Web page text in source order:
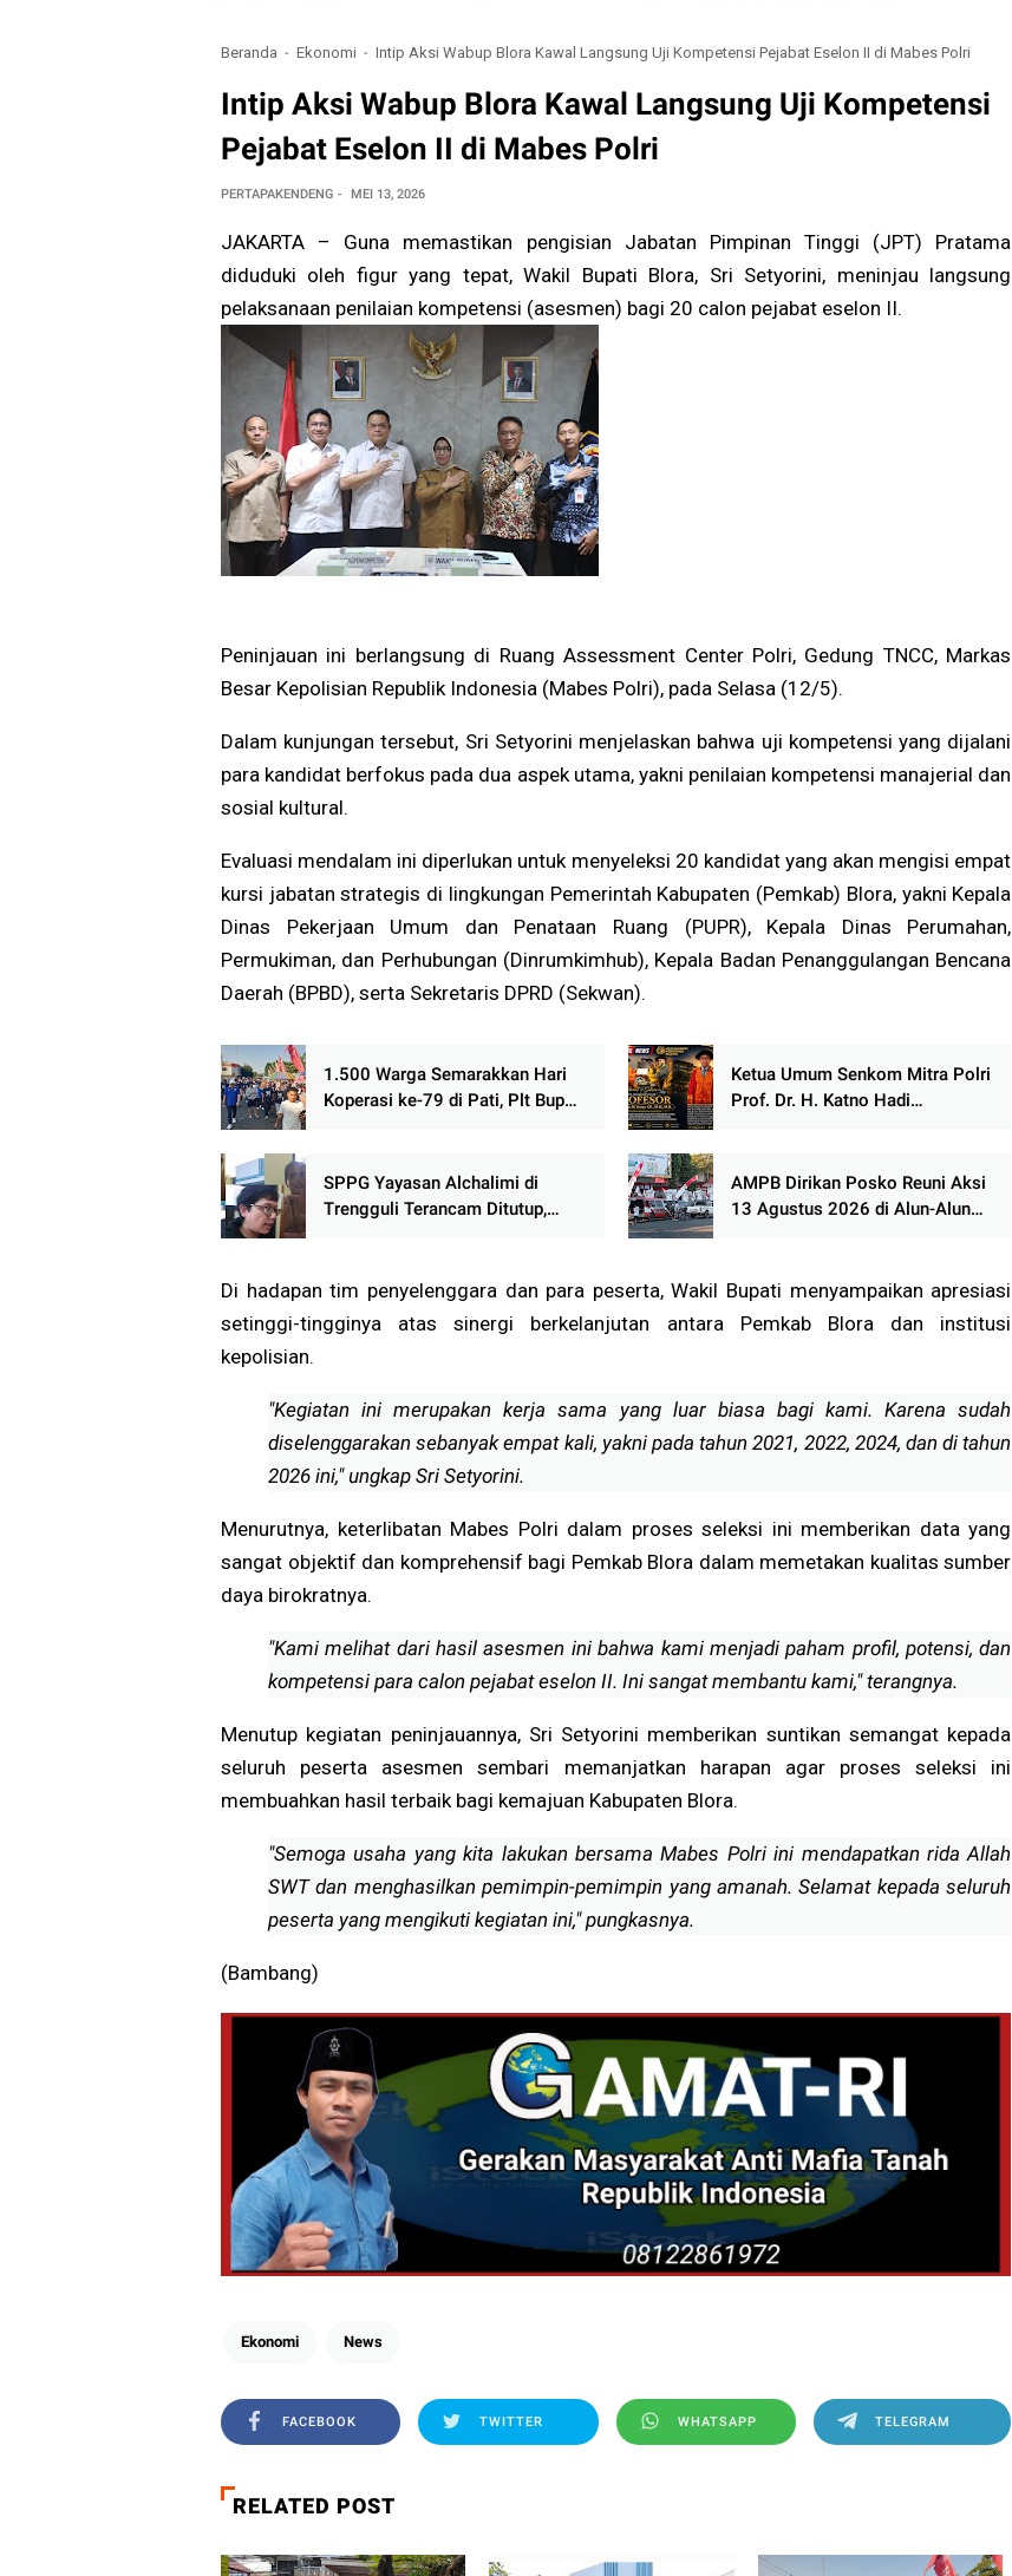
Beranda Ekonomi Intip Aksi Wabup Blora Kawal Langsung Uji Kompetensi Pejabat Eselon II di Mabes Polri
Intip Aksi Wabup Blora Kawal Langsung Uji Kompetensi
Pejabat Eselon II di Mabes Polri
PERTAPAKENDENG MEI 13, 2026
JAKARTA – Guna memastikan pengisian Jabatan Pimpinan Tinggi (JPT) Pratama
diduduki oleh figur yang tepat, Wakil Bupati Blora, Sri Setyorini, meninjau langsung
pelaksanaan penilaian kompetensi (asesmen) bagi 20 calon pejabat eselon II.
Peninjauan ini berlangsung di Ruang Assessment Center Polri, Gedung TNCC, Markas
Besar Kepolisian Republik Indonesia (Mabes Polri), pada Selasa (12/5).
Dalam kunjungan tersebut, Sri Setyorini menjelaskan bahwa uji kompetensi yang dijalani
para kandidat berfokus pada dua aspek utama, yakni penilaian kompetensi manajerial dan
sosial kultural.
Evaluasi mendalam ini diperlukan untuk menyeleksi 20 kandidat yang akan mengisi empat
kursi jabatan strategis di lingkungan Pemerintah Kabupaten (Pemkab) Blora, yakni Kepala
Dinas Pekerjaan Umum dan Penataan Ruang (PUPR), Kepala Dinas Perumahan,
Permukiman, dan Perhubungan (Dinrumkimhub), Kepala Badan Penanggulangan Bencana
Daerah (BPBD), serta Sekretaris DPRD (Sekwan).
1.500 Warga Semarakkan Hari
Koperasi ke-79 di Pati, Plt Bupati
Ketua Umum Senkom Mitra Polri
Prof. Dr. H. Katno Hadi
Malaysia
SPPG Yayasan Alchalimi di
Trengguli Terancam Ditutup,
AMPB Dirikan Posko Reuni Aksi
13 Agustus 2026 di Alun-Alun
Di hadapan tim penyelenggara dan para peserta, Wakil Bupati menyampaikan apresiasi
setinggi-tingginya atas sinergi berkelanjutan antara Pemkab Blora dan institusi
kepolisian.
"Kegiatan ini merupakan kerja sama yang luar biasa bagi kami. Karena sudah
diselenggarakan sebanyak empat kali, yakni pada tahun 2021, 2022, 2024, dan di tahun
2026 ini," ungkap Sri Setyorini.
Menurutnya, keterlibatan Mabes Polri dalam proses seleksi ini memberikan data yang
sangat objektif dan komprehensif bagi Pemkab Blora dalam memetakan kualitas sumber
daya birokratnya.
"Kami melihat dari hasil asesmen ini bahwa kami menjadi paham profil, potensi, dan
kompetensi para calon pejabat eselon II. Ini sangat membantu kami," terangnya.
Menutup kegiatan peninjauannya, Sri Setyorini memberikan suntikan semangat kepada
seluruh peserta asesmen sembari memanjatkan harapan agar proses seleksi ini
membuahkan hasil terbaik bagi kemajuan Kabupaten Blora.
"Semoga usaha yang kita lakukan bersama Mabes Polri ini mendapatkan rida Allah
SWT dan menghasilkan pemimpin-pemimpin yang amanah. Selamat kepada seluruh
peserta yang mengikuti kegiatan ini," pungkasnya.
(Bambang)
Ekonomi News
FACEBOOK TWITTER WHATSAPP TELEGRAM
RELATED POST